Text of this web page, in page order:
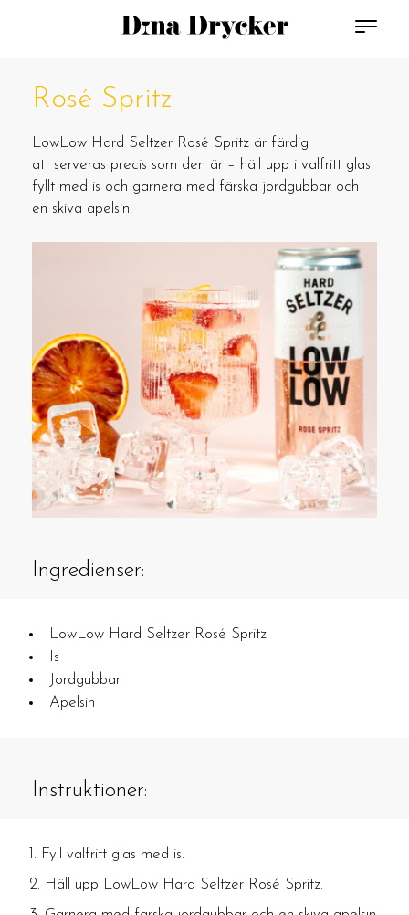
Rosé Spritz
LowLow Hard Seltzer Rosé Spritz är färdig
att serveras precis som den är – häll upp i valfritt glas
fyllt med is och garnera med färska jordgubbar och
en skiva apelsin!
Ingredienser:
LowLow Hard Seltzer Rosé Spritz
Is
Jordgubbar
Apelsin
Instruktioner:
Fyll valfritt glas med is.
Häll upp LowLow Hard Seltzer Rosé Spritz.